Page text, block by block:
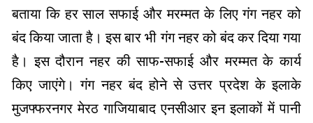
बताया कि हर साल सफाई और मरम्मत के लिए गंग नहर को
बंद किया जाता है। इस बार भी गंग नहर को बंद कर दिया गया
है। इस दौरान नहर की साफ-सफाई और मरम्मत के कार्य
किए जाएंगे। गंग नहर बंद होने से उत्तर प्रदेश के इलाके
मुजफ्फरनगर मेरठ गाजियाबाद एनसीआर इन इलाकों में पानी